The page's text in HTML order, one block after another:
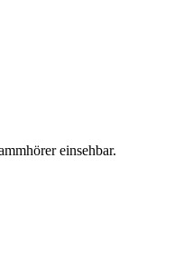
einsehbar.